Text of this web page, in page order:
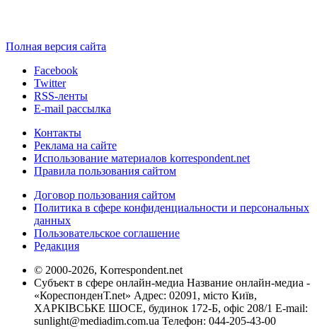
Полная версия сайта
Facebook
Twitter
RSS-ленты
E-mail рассылка
Контакты
Реклама на сайте
Использование материалов korrespondent.net
Правила пользования сайтом
Договор пользования сайтом
Политика в сфере конфиденциальности и персональных
данных
Пользовательское соглашение
Редакция
© 2000-2026, Korrespondent.net
Субъект в сфере онлайн-медиа Название онлайн-медиа -
«КореспонденТ.net» Адрес: 02091, місто Київ,
ХАРКІВСЬКЕ ШОСЕ, будинок 172-Б, офіс 208/1 E-mail:
sunlight@mediadim.com.ua Телефон: 044-205-43-00